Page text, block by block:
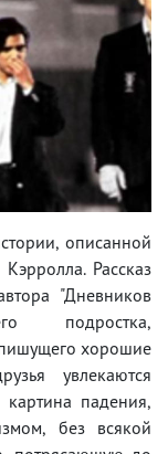
описанной
Рассказ
"Дневников
подростка,
пишущего хорошие
увлекаются
падения,
без всякой